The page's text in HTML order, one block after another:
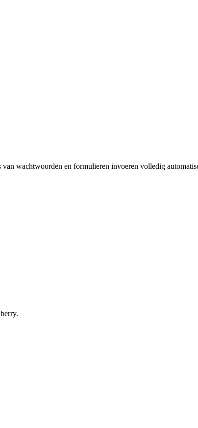
wachtwoorden en formulieren invoeren volledig